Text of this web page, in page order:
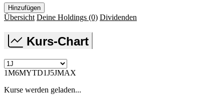
Hinzufügen
Übersicht Deine Holdings (0) Dividenden
Kurs-Chart
1M6MYTD1J5JMAX
Kurse werden geladen...